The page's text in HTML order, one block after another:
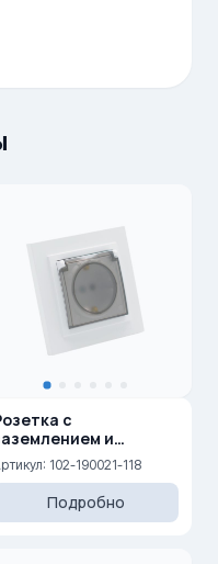
с
и
16A, 250 V
102-190021-118
Подробно